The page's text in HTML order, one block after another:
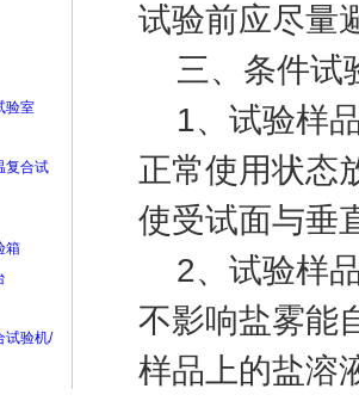
验室
复合试
箱
试验机/
试验前应尽量
三、条件试
1、试验样品
正常使用状态
使受试面与垂
2、试验样品
不影响盐雾能
样品上的盐溶